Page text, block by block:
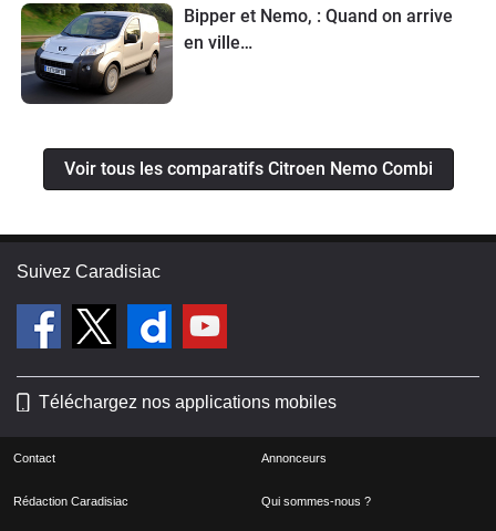
Bipper et Nemo, : Quand on arrive
en ville…
Voir tous les comparatifs Citroen Nemo Combi
Suivez Caradisiac
Téléchargez nos applications mobiles
Contact Annonceurs
Rédaction Caradisiac Qui sommes-nous ?